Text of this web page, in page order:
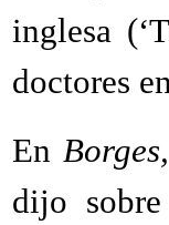
inglesa
doctores
En
dijo